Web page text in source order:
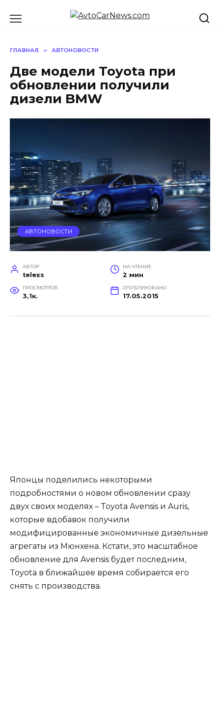
ГЛАВНАЯ » АВТОНОВОСТИ
Две модели Toyota при
обновлении получили
дизели BMW
АВТОНОВОСТИ
АВТОР
telexs
НА ЧТЕНИЕ
2 мин
ПРОСМОТРОВ
3,1к.
ОПУБЛИКОВАНО
17.05.2015
Японцы поделились некоторыми
подробностями о новом обновлении сразу
двух своих моделях – Toyota Avensis и Auris,
которые вдобавок получили
модифицированные экономичные дизельные
агрегаты из Мюнхена. Кстати, это масштабное
обновление для Avensis будет последним,
Toyota в ближайшее время собирается его
снять с производства.